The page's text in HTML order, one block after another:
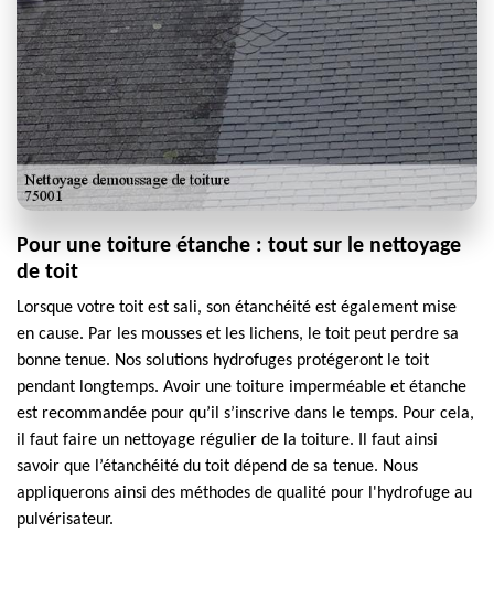
Pour une toiture étanche : tout sur le nettoyage
de toit
Lorsque votre toit est sali, son étanchéité est également mise
en cause. Par les mousses et les lichens, le toit peut perdre sa
bonne tenue. Nos solutions hydrofuges protégeront le toit
pendant longtemps. Avoir une toiture imperméable et étanche
est recommandée pour qu’il s’inscrive dans le temps. Pour cela,
il faut faire un nettoyage régulier de la toiture. Il faut ainsi
savoir que l’étanchéité du toit dépend de sa tenue. Nous
appliquerons ainsi des méthodes de qualité pour l'hydrofuge au
pulvérisateur.